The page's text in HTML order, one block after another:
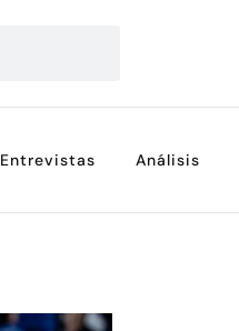
Entrevistas Análisis